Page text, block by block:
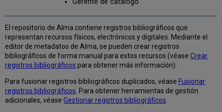
título
uniforme
para
registros
GND
Generar
de
autoridad
de
El repositorio de Alma contiene registros bibliográficos que
representan recursos físicos, electrónicos y digitales. Mediante el
editor de metadatos de Alma, se pueden crear registros
bibliográficos de forma manual para estos recursos (véaseCrear
registros bibliográficos para obtener más información).
Para fusionar registros bibliográficos duplicados, véase Fusionar
registros bibliográficos . Para obtener herramientas de gestión
adicionales, véaseGestionar registros bibliográficos